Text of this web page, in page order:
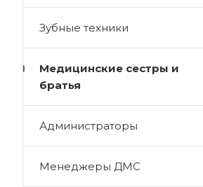
Зубные техники
Медицинские сестры и
братья
Администраторы
Менеджеры ДМС